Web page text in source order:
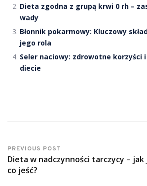
Dieta zgodna z grupą krwi 0 rh –
wady
Błonnik pokarmowy: Kluczowy
jego rola
Seler naciowy: zdrowotne korzyści
diecie
PREVIOUS POST
Dieta w nadczynności tarczycy – jak
co jeść?